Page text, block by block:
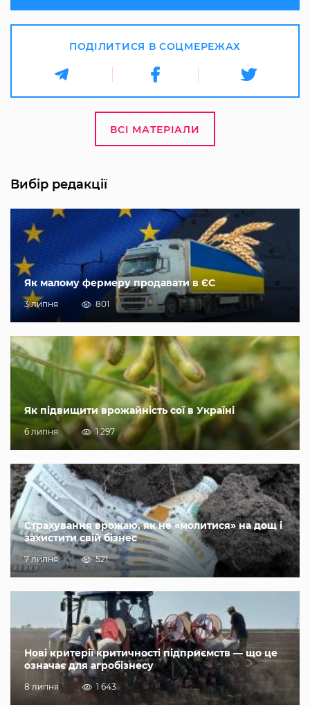
ПОДІЛИТИСЯ В СОЦМЕРЕЖАХ
ВСІ МАТЕРІАЛИ
Вибір редакції
Як малому фермеру продавати в ЄС
3 липня 801
Як підвищити врожайність сої в Україні
6 липня 1 297
Страхування врожаю, як не «молитися» на дощ і
захистити свій бізнес
7 липня 521
Нові критерії критичності підприємств — що це
означає для агробізнесу
8 липня 1 643